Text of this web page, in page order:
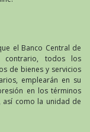
el Banco Central de
contrario, todos los
de bienes y servicios
emplearán en su
en los términos
así como la unidad de